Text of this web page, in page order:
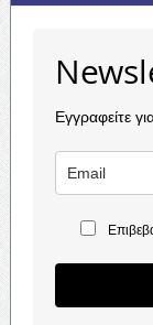
Εγγραφείτε